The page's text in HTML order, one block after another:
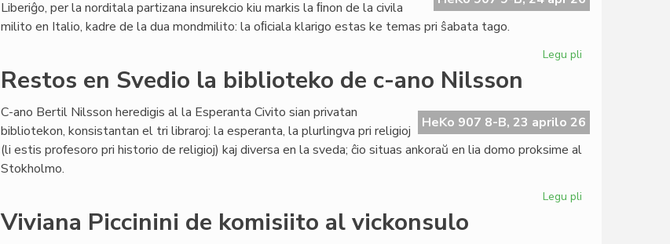
Liberiĝo, per la norditala partizana insurekcio kiu markis la ﬁnon de la civila
milito en Italio, kadre de la dua mondmilito: la oﬁciala klarigo estas ke temas pri ŝabata tago.
Legu pli
la
festo
Restos en Svedio la biblioteko de c-ano Nilsson
HeKo 907 8-B, 23 aprilo 26
C-ano Bertil Nilsson heredigis al la Esperanta Civito sian privatan
bibliotekon, konsistantan el tri libraroj: la esperanta, la plurlingva pri religioj
(li estis profesoro pri historio de religioj) kaj diversa en la sveda; ĉio situas ankoraŭ en lia domo proksime al
Stokholmo.
Legu pli
Viviana Piccinini de komisiito al vickonsulo